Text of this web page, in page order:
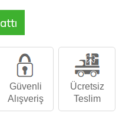
Güvenli
Alışveriş
Ücretsiz
Teslim